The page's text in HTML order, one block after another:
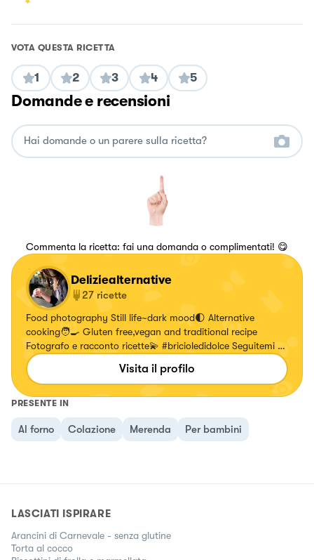
VOTA QUESTA RICETTA
1 2 3 4 5
Domande e recensioni
Commenta la ricetta: fai una domanda o complimentati! 😋
Deliziealternative
27 ricette
Food photography Still life~dark mood🌓 Alternative
cooking🧑‍🍳 Gluten free,vegan and traditional recipe
Fotografo e racconto ricette💫 #bricioledidolce Seguitemi su
👇🏻 Instagram @delizie_alternative
Visita il profilo
PRESENTE IN
Al forno Colazione Merenda Per bambini
LASCIATI ISPIRARE
Arancini di Carnevale - senza glutine
Torta al cocco